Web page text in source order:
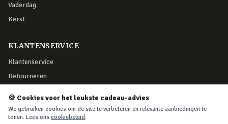
Vaderdag
Kerst
KLANTENSERVICE
Klantenservice
Retourneren
Over Cadeau.nl
Algemene voorwaarden
🍪 Cookies voor het leukste cadeau-advies
We gebruiken cookies om de site te verbeteren en relevante aanbiedingen te
tonen. Lees ons cookiebeleid.